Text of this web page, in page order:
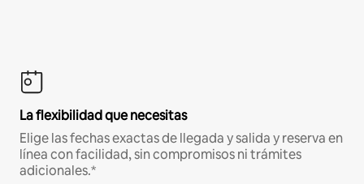
La flexibilidad que necesitas
Elige las fechas exactas de llegada y salida y reserva en
línea con facilidad, sin compromisos ni trámites
adicionales.*